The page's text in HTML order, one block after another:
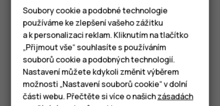
Chytré telefony
Tlačítkové telefony
Tablety
Udržujte přístroj mimo dosah magnetů
a magnetických polí.
Důležitá data ukládejte alespoň na dvě oddělená
místa, například do přístroje, na paměťovou kartu
nebo do počítače, případně si důležité informace
zapište.
Při dlouhodobém provozu se zařízení může zahřát. Ve
většině případů je to normální. Jako ochrana proti
Soubory cookie a podobné technologie
používáme ke zlepšení vašeho zážitku
a k personalizaci reklam. Kliknutím na tlačítko
„Přijmout vše“ souhlasíte s používáním
souborů cookie a podobných technologií.
Nastavení můžete kdykoli změnit výběrem
možnosti „Nastavení souborů cookie“ v dolní
části webu. Přečtěte si více o našichzásadách